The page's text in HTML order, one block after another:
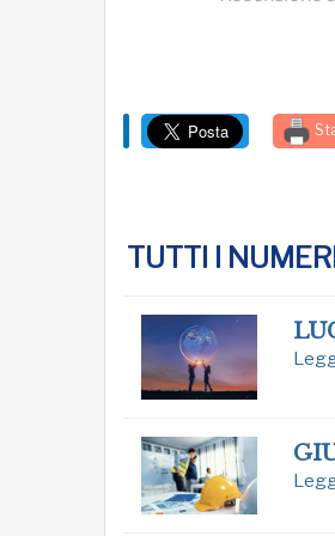
TUTTI I